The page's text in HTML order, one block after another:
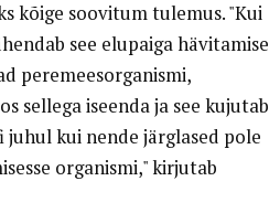
kõige soovitum tulemus. "Kui
see elupaiga hävitamise
peremeesorganismi,
sellega iseenda ja see kujutab
kui nende järglased pole
organismi," kirjutab